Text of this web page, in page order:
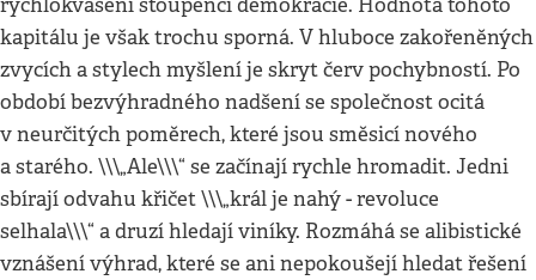
rychlokvašení stoupenci demokracie. Hodnota tohoto
kapitálu je však trochu sporná. V hluboce zakořeněných
zvycích a stylech myšlení je skryt červ pochybností. Po
období bezvýhradného nadšení se společnost ocitá
v neurčitých poměrech, které jsou směsicí nového
a starého. \\\„Ale\\\“ se začínají rychle hromadit. Jedni
sbírají odvahu křičet \\\„král je nahý - revoluce
selhala\\\“ a druzí hledají viníky. Rozmáhá se alibistické
vznášení výhrad, které se ani nepokoušejí hledat řešení